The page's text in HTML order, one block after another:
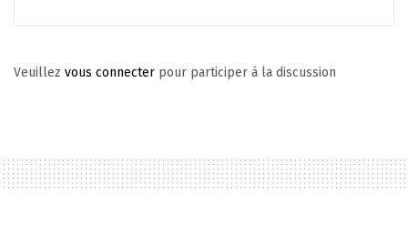
Veuillez vous connecter pour participer à la discussion